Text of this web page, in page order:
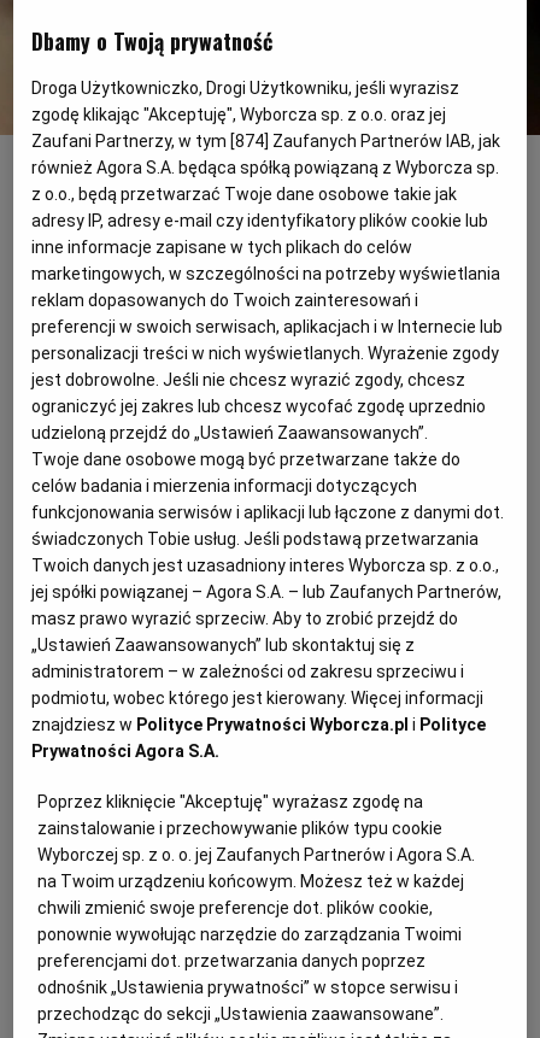
ŁÓDŹ
OLSZTYN
OPOLE
PŁOCK
POZNAŃ
RADOM
RYBNIK
RZESZÓW
SOSNOWIEC
TORUŃ
TRÓJMIASTO
WAŁBRZYCH
KULTURALNYSKLEP.PL
DZIECKO
ZDROWIE
POGODA
PODRÓŻE
WIDEO
FORUM
Fot. Jarosław Madejski
Ciasto francuskie z pomarańczami i
pistacjami
Składniki
płat rozmrożonego ciasta francuskiego (24 x 36 cm)
mąka do podsypania
jajko
2 łyżki grubego cukru
11 pomarańczy
250 g kremowego twarożku naturalnego
50 g cukru
olejek waniliowy
szczypta soli
2 łyżki obranych i posiekanych pistacji (mogą być solone)
Sposób przygotowania
Rozgrzewamy piekarnik do 220 st. Ciasto
rozwałkowujemy na posypanej mąką stolnicy, starając
się uzyskać kwadrat o boku 30 cm. Z każdej jego strony
odcinamy półtora- lub dwucentymetrowy pasek; paski
odkładamy na bok. Kwadrat kładziemy na blasze i
gęsto nakłuwamy widelcem. Smarujemy
roztrzepanym jajkiem, do brzegów przyklejamy
odcięte paski, dociskając zwłaszcza w miejscach, gdzie
się łączą. Smarujemy paski resztą roztrzepanego jajka,
posypujemy grubym cukrem i pieczemy 15-17 minut
na środkowym poziomie piekarnika.
Dbamy o Twoją prywatność
Droga Użytkowniczko, Drogi Użytkowniku, jeśli wyrazisz
zgodę klikając "Akceptuję", Wyborcza sp. z o.o. oraz jej
Zaufani Partnerzy, w tym [874] Zaufanych Partnerów IAB, jak
również Agora S.A. będąca spółką powiązaną z Wyborcza sp.
z o.o., będą przetwarzać Twoje dane osobowe takie jak
adresy IP, adresy e-mail czy identyfikatory plików cookie lub
inne informacje zapisane w tych plikach do celów
marketingowych, w szczególności na potrzeby wyświetlania
reklam dopasowanych do Twoich zainteresowań i
preferencji w swoich serwisach, aplikacjach i w Internecie lub
personalizacji treści w nich wyświetlanych. Wyrażenie zgody
jest dobrowolne. Jeśli nie chcesz wyrazić zgody, chcesz
ograniczyć jej zakres lub chcesz wycofać zgodę uprzednio
udzieloną przejdź do „Ustawień Zaawansowanych”.
Twoje dane osobowe mogą być przetwarzane także do
celów badania i mierzenia informacji dotyczących
funkcjonowania serwisów i aplikacji lub łączone z danymi dot.
świadczonych Tobie usług. Jeśli podstawą przetwarzania
Twoich danych jest uzasadniony interes Wyborcza sp. z o.o.,
jej spółki powiązanej – Agora S.A. – lub Zaufanych Partnerów,
masz prawo wyrazić sprzeciw. Aby to zrobić przejdź do
„Ustawień Zaawansowanych” lub skontaktuj się z
administratorem – w zależności od zakresu sprzeciwu i
podmiotu, wobec którego jest kierowany. Więcej informacji
znajdziesz w Polityce Prywatności Wyborcza.pl i Polityce
Prywatności Agora S.A.
Poprzez kliknięcie "Akceptuję" wyrażasz zgodę na
zainstalowanie i przechowywanie plików typu cookie
Wyborczej sp. z o. o. jej Zaufanych Partnerów i Agora S.A.
na Twoim urządzeniu końcowym. Możesz też w każdej
chwili zmienić swoje preferencje dot. plików cookie,
ponownie wywołując narzędzie do zarządzania Twoimi
preferencjami dot. przetwarzania danych poprzez
odnośnik „Ustawienia prywatności” w stopce serwisu i
przechodząc do sekcji „Ustawienia zaawansowane”.